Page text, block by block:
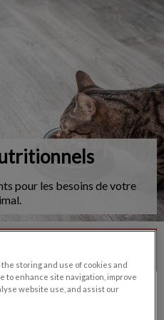
Envoyer
pour les besoins de votre
storing and use of cookies and
to enhance site navigation, improve
website use, and assist our